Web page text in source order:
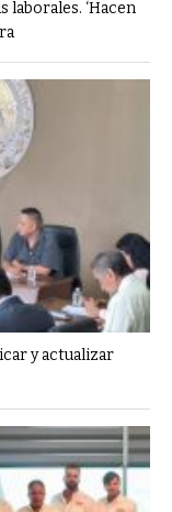
‘Hacen
y actualizar